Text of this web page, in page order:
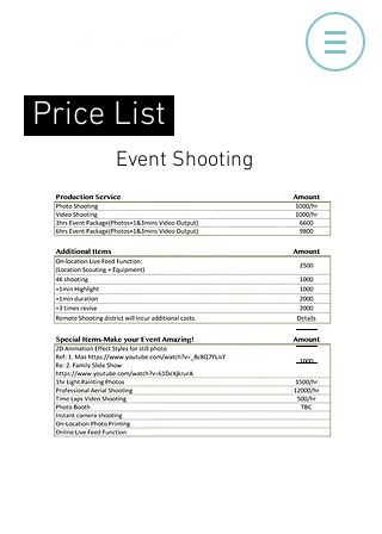
Price List
Event Shooting
___
___
___